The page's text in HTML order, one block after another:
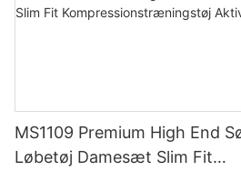
MS1109 Premium High End
Løbetøj Damesæt Slim Fit